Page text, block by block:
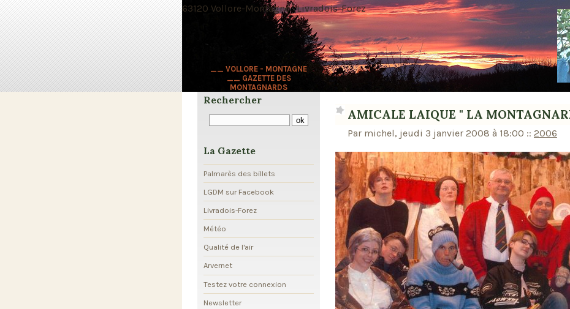
__ VOLLORE - MONTAGNE
__ GAZETTE DES
MONTAGNARDS
63120 Vollore-Montagne · Livradois-Forez
AMICALE LAIQUE " LA
Par michel, jeudi 3 janvier 2008 à 18:00 :: 2006
Rechercher
La Gazette
Palmarès des billets
LGDM sur Facebook
Livradois-Forez
Météo
Qualité de l'air
Arvernet
Testez votre connexion
Newsletter